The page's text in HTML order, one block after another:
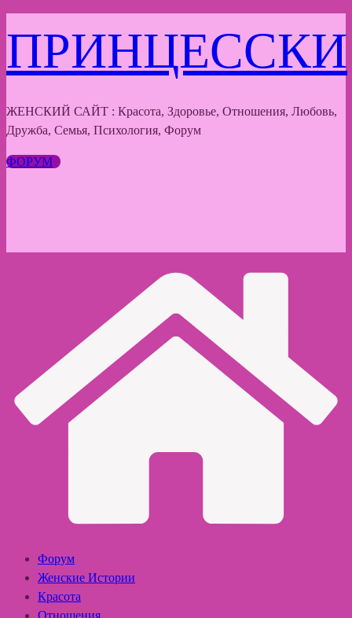
к
содержимому
ПРИНЦЕССКИ
ЖЕНСКИЙ САЙТ : Красота, Здоровье, Отношения, Любовь,
Дружба, Семья, Психология, Форум
ФОРУМ
Форум
Женские Истории
Красота
Отношения